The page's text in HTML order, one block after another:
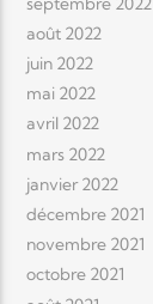
août 2022
juin 2022
mai 2022
avril 2022
mars 2022
janvier 2022
décembre 2021
novembre 2021
octobre 2021